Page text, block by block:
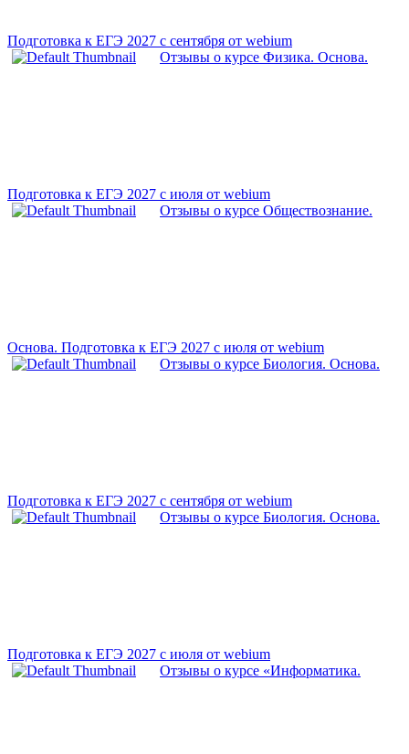
Подготовка к ЕГЭ 2027 с сентября от webium
Отзывы о курсе Физика. Основа.
Подготовка к ЕГЭ 2027 с июля от webium
Отзывы о курсе Обществознание.
Основа. Подготовка к ЕГЭ 2027 с июля от webium
Отзывы о курсе Биология. Основа.
Подготовка к ЕГЭ 2027 с cентября от webium
Отзывы о курсе Биология. Основа.
Подготовка к ЕГЭ 2027 с июля от webium
Отзывы о курсе «Информатика.